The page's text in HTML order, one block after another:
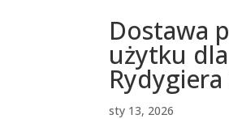
Dostawa
użytku
Rydygiera
sty 13, 2026